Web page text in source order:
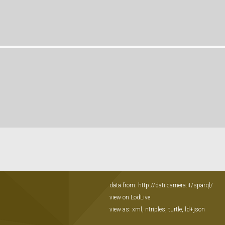
data from: http://dati.camera.it/sparql/
view on LodLive
view as: xml , ntriples, turtle, ld+json